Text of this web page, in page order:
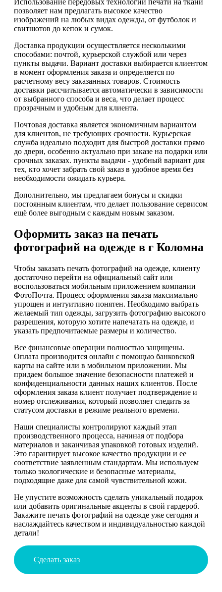
Использование передовых технологий печати на ткани
позволяет нам предлагать высокое качество
изображений на любых видах одежды, от футболок и
свитшотов до кепок и сумок.
Доставка продукции осуществляется несколькими
способами: почтой, курьерской службой или через
пункты выдачи. Вариант доставки выбирается клиентом
в момент оформления заказа и определяется по
расчетному весу заказанных товаров. Стоимость
доставки рассчитывается автоматически в зависимости
от выбранного способа и веса, что делает процесс
прозрачным и удобным для клиента.
Почтовая доставка является экономичным вариантом
для клиентов, не требующих срочности. Курьерская
служба идеально подходит для быстрой доставки прямо
до двери, особенно актуально при заказе на подарки или
срочных заказах. пункты выдачи - удобный вариант для
тех, кто хочет забрать свой заказ в удобное время без
необходимости ожидать курьера.
Дополнительно, мы предлагаем бонусы и скидки
постоянным клиентам, что делает пользование сервисом
ещё более выгодным с каждым новым заказом.
Оформить заказ на печать
фотографий на одежде в г Коломна
Чтобы заказать печать фотографий на одежде, клиенту
достаточно перейти на официальный сайт или
воспользоваться мобильным приложением компании
ФотоПочта. Процесс оформления заказа максимально
упрощен и интуитивно понятен. Необходимо выбрать
желаемый тип одежды, загрузить фотографию высокого
разрешения, которую хотите напечатать на одежде, и
указать предпочитаемые размеры и количество.
Все финансовые операции полностью защищены.
Оплата производится онлайн с помощью банковской
карты на сайте или в мобильном приложении. Мы
придаем большое значение безопасности платежей и
конфиденциальности данных наших клиентов. После
оформления заказа клиент получает подтверждение и
номер отслеживания, который позволяет следить за
статусом доставки в режиме реального времени.
Наши специалисты контролируют каждый этап
производственного процесса, начиная от подбора
материалов и заканчивая упаковкой готовых изделий.
Это гарантирует высокое качество продукции и ее
соответствие заявленным стандартам. Мы используем
только экологические и безопасные материалы,
подходящие даже для самой чувствительной кожи.
Не упустите возможность сделать уникальный подарок
или добавить оригинальные акценты в свой гардероб.
Закажите печать фотографий на одежде уже сегодня и
наслаждайтесь качеством и индивидуальностью каждой
детали!
Сделать заказ